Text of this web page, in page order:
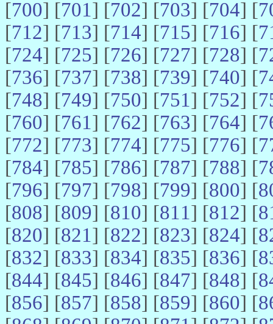
[700] [701] [702] [703] [704] [
[712] [713] [714] [715] [716] [
[724] [725] [726] [727] [728] [
[736] [737] [738] [739] [740] [
[748] [749] [750] [751] [752] [
[760] [761] [762] [763] [764] [
[772] [773] [774] [775] [776] [
[784] [785] [786] [787] [788] [
[796] [797] [798] [799] [800] [
[808] [809] [810] [811] [812] [
[820] [821] [822] [823] [824] [
[832] [833] [834] [835] [836] [
[844] [845] [846] [847] [848] [
[856] [857] [858] [859] [860] [